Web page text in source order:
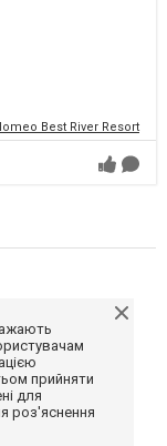
Best River Resort
прийняти
для
роз'яснення